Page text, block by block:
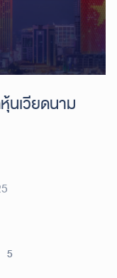
นเวียดนาม
5